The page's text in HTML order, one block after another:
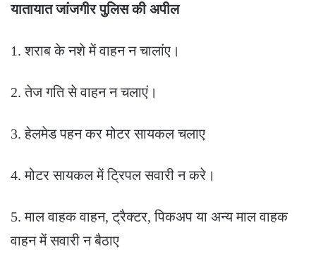
यातायात जांजगीर पुलिस की अपील
1. शराब के नशे में वाहन न चालांए।
2. तेज गति से वाहन न चलाएं।
3. हेलमेड पहन कर मोटर सायकल चलाए
4. मोटर सायकल में ट्रिपल सवारी न करे।
5. माल वाहक वाहन, ट्रैक्टर, पिकअप या अन्य माल वाहक
वाहन में सवारी न बैठाए